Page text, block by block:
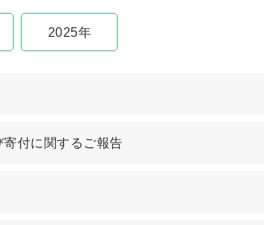
2025年
寄付に関するご報告